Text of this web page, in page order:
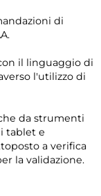
di
il linguaggio di
l'utilizzo di
da strumenti
tablet e
a verifica
la validazione.